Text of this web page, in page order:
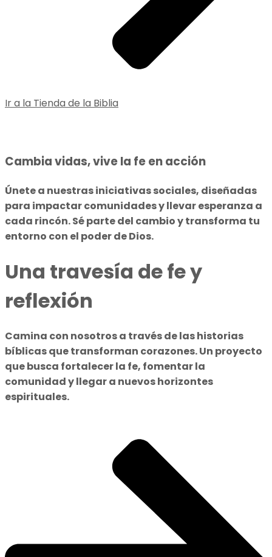
Ir a la Tienda de la Biblia
Cambia vidas, vive la fe en acción
Únete a nuestras iniciativas sociales, diseñadas
para impactar comunidades y llevar esperanza a
cada rincón. Sé parte del cambio y transforma tu
entorno con el poder de Dios.
Una travesía de fe y
reflexión
Camina con nosotros a través de las historias
bíblicas que transforman corazones. Un proyecto
que busca fortalecer la fe, fomentar la
comunidad y llegar a nuevos horizontes
espirituales.